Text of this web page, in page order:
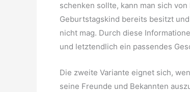
schenken sollte, kann man sich
Geburtstagskind bereits besitzt
nicht mag. Durch diese
und letztendlich ein passendes
Die zweite Variante eignet sich,
seine Freunde und Bekannten